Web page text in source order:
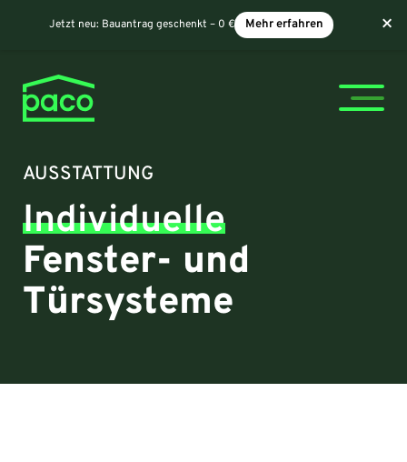
AUSSTATTUNG
Individuelle
Fenster- und
Türsysteme
Jetzt neu: Bauantrag geschenkt – 0 € Mehr erfahren ×